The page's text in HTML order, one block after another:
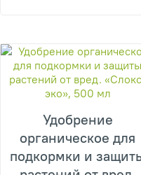
Удобрение
органическое для
подкормки и